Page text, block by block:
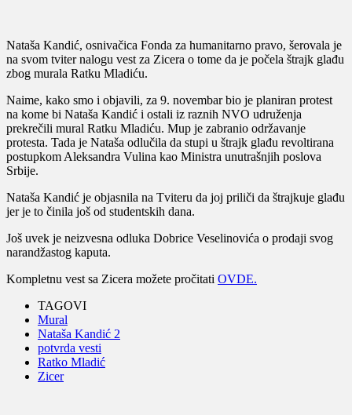
Nataša Kandić, osnivačica Fonda za humanitarno pravo, šerovala je
na svom tviter nalogu vest za Zicera o tome da je počela štrajk glađu
zbog murala Ratku Mladiću.
Naime, kako smo i objavili, za 9. novembar bio je planiran protest
na kome bi Nataša Kandić i ostali iz raznih NVO udruženja
prekrečili mural Ratku Mladiću. Mup je zabranio održavanje
protesta. Tada je Nataša odlučila da stupi u štrajk glađu revoltirana
postupkom Aleksandra Vulina kao Ministra unutrašnjih poslova
Srbije.
Nataša Kandić je objasnila na Tviteru da joj priliči da štrajkuje glađu
jer je to činila još od studentskih dana.
Još uvek je neizvesna odluka Dobrice Veselinovića o prodaji svog
narandžastog kaputa.
Kompletnu vest sa Zicera možete pročitati OVDE.
TAGOVI
Mural
Nataša Kandić 2
potvrda vesti
Ratko Mladić
Zicer